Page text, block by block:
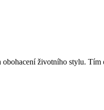
životního stylu. Tím